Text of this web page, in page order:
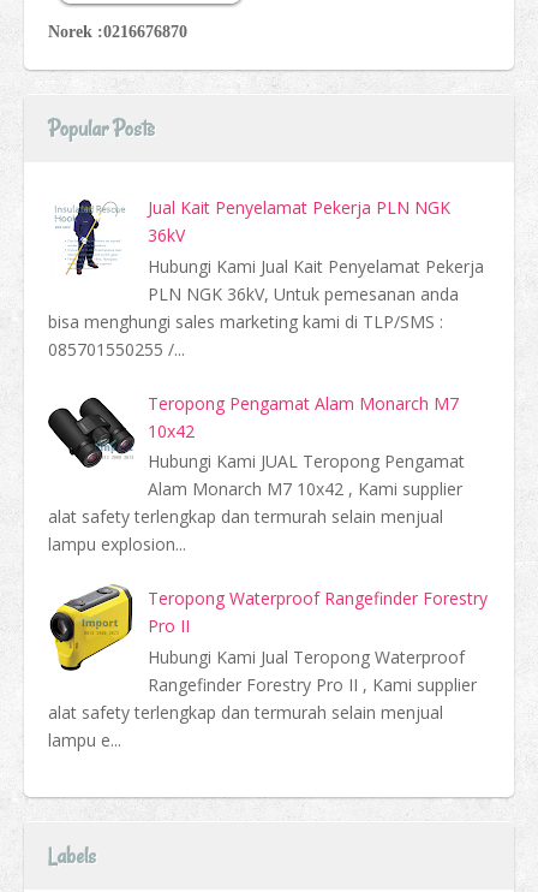
Norek :0216676870
Popular Posts
Jual Kait Penyelamat Pekerja PLN NGK
36kV
Hubungi Kami Jual Kait Penyelamat Pekerja
PLN NGK 36kV, Untuk pemesanan anda
bisa menghungi sales marketing kami di TLP/SMS :
085701550255 /...
Teropong Pengamat Alam Monarch M7
10x42
Hubungi Kami JUAL Teropong Pengamat
Alam Monarch M7 10x42 , Kami supplier
alat safety terlengkap dan termurah selain menjual
lampu explosion...
Teropong Waterproof Rangefinder Forestry
Pro II
Hubungi Kami Jual Teropong Waterproof
Rangefinder Forestry Pro II , Kami supplier
alat safety terlengkap dan termurah selain menjual
lampu e...
Labels